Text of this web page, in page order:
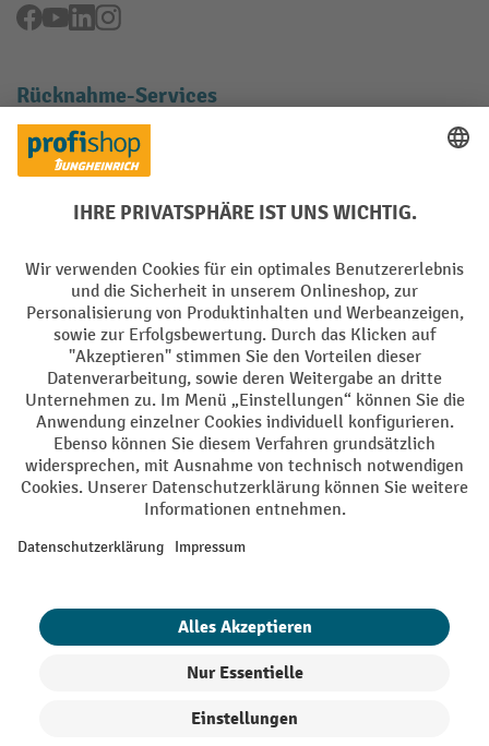
Facebook
YouTubeLinkedInInstagram
Rücknahme-Services
Elektrogeräte Rückname
Batterie Rückname
Impressum Datenschutz
Barrierefreiheit Grounding Page Privacy Settings
Alle Preise exkl. gesetzl. Mehrwertsteuer zzgl.Versandkostenund ggf.
Nachnahmegebühren, wenn nicht anders angegeben.
¹ Der Rabatt gilt so lange der Vorrat reicht. Der Rabatt gilt nicht auf
oder Gutscheinen ist nicht möglich. | ² Der Rabatt wird einmalig bei
eingelöst werden. Die Höhe des Rabatts variiert je nach
Produktkategorie und beträgt bis zu 10 % (10 % auf Lager, Umwelt,
Heben | 7% auf Büro). Ausgenommen sind Elektro-Hubwagen,
Ausschluss von Werkzeug. Gilt nicht auf Sonderpreise. Kombination